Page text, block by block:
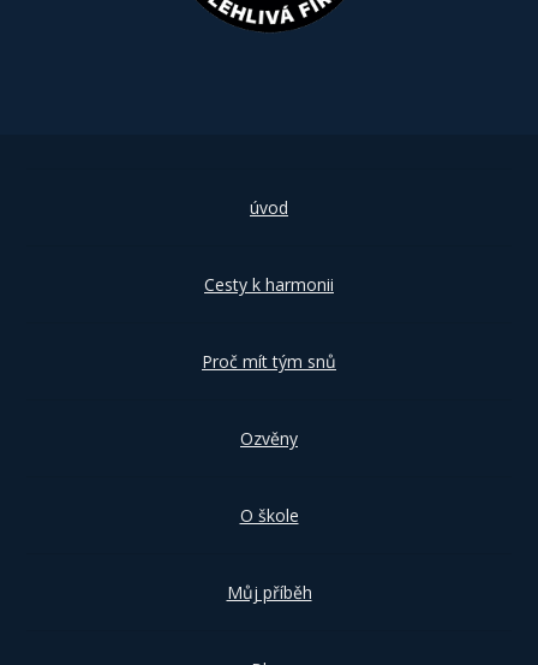
úvod
Cesty k harmonii
Proč mít tým snů
Ozvěny
O škole
Můj příběh